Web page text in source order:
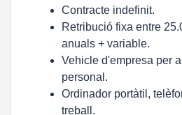
Contracte indefinit.
Retribució fixa entre
anuals + variable.
Vehicle d'empresa per
personal.
Ordinador portàtil,
treball.